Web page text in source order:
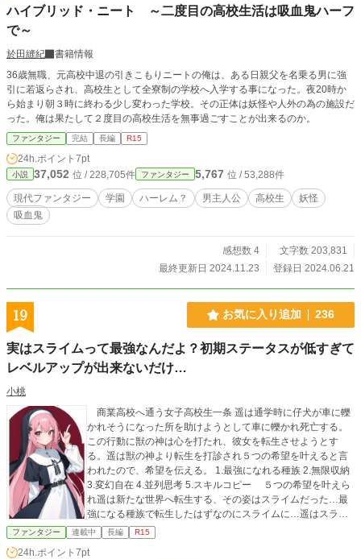
ハイブリッド・ニート ～二度目の高校生活は吸血鬼ハーフ
で～
於田縫紀
書籍情報
36歳無職、元高校中退の引きこもりニートの俺は、ある日親父を名乗る男に強
引に若返らされ、高校生として全寮制の学校へ入学する事になった。夜20時か
ら始まり朝３時に終わる少し変わった学校。その正体は妖怪や人外の為の施設だ
った。俺は果たして２度目の高校生活を無事過ごすことが出来るのか。
ファンタジー 完結 長編 R15
24h.ポイント 7pt
小説 37,052 位 / 228,705件 ファンタジー 5,767 位 / 53,288件
現代ファンタジー 学園 ハーレム？ 男主人公 高校生
妖怪
吸血鬼
感想数 4
文字数 203,831
最終更新日 2024.11.23
登録日 2024.06.21
19 お気に入り追加 236
実はスライムって最強なんだよ？初期ステータスが低すぎて
レベルアップが出来ないだけ…
小桃
商業高校へ通う女子高校生一条 遥は通学時に仔犬が車に轢
かれそうになった所を助けようとして車に轢かれ死亡する。
この行動に獣の神は心を打たれ、彼女を転生させようとす
る。遥は獣の神より転生を打診され５つの希望を叶えると言
われたので、希望を伝える。 1.最強になれる種族 2.無限収納
3.変幻自在 4.並列思考 5.スキルコピー ５つの希望を叶えら
れ遥は新たな世界へ転生する、その姿はスライムだった…最
強になる種族で転生したはずなのにスライムに…遥はスライ
ムとしてどう生きていくのか？スライムに転生した少女の物
語が始まるのであった。
ファンタジー 連載中 長編 R15
24h.ポイント 7pt